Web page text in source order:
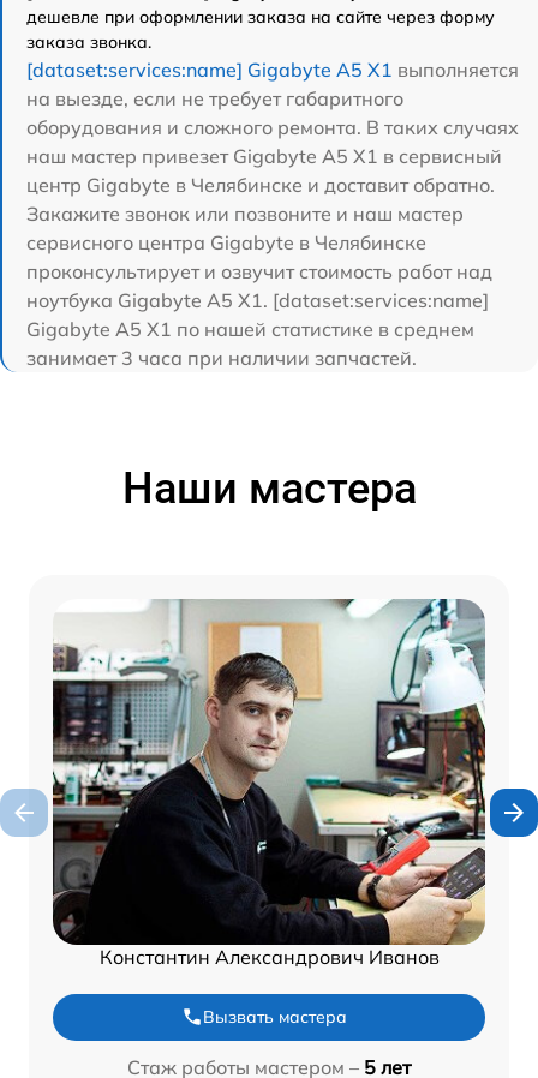
дешевле при оформлении заказа на сайте через форму
заказа звонка.
[dataset:services:name] Gigabyte A5 X1 выполняется
на выезде, если не требует габаритного
оборудования и сложного ремонта. В таких случаях
наш мастер привезет Gigabyte A5 X1 в сервисный
центр Gigabyte в Челябинске и доставит обратно.
Закажите звонок или позвоните и наш мастер
сервисного центра Gigabyte в Челябинске
проконсультирует и озвучит стоимость работ над
ноутбука Gigabyte A5 X1. [dataset:services:name]
Gigabyte A5 X1 по нашей статистике в среднем
занимает 3 часа при наличии запчастей.
Наши мастера
Константин Александрович Иванов
Вызвать мастера
Стаж работы мастером – 5 лет